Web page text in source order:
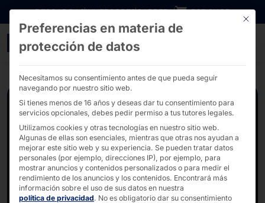
Ir directamente al contenido
DESCARGASINVERSORESCARRERA B2B SHOP
mundo integrado 2024 -
Este
Preferencias en materia de
protección de datos
Necesitamos su consentimiento antes de que pueda seguir
navegando por nuestro sitio web.
Si tienes menos de 16 años y deseas dar tu consentimiento para
servicios opcionales, debes pedir permiso a tus tutores legales.
Utilizamos cookies y otras tecnologías en nuestro sitio web.
Algunas de ellas son esenciales, mientras que otras nos ayudan a
mejorar este sitio web y su experiencia. Se pueden tratar datos
personales (por ejemplo, direcciones IP), por ejemplo, para
mostrar anuncios y contenidos personalizados o para medir el
rendimiento de los anuncios y los contenidos. Encontrará más
información sobre el uso de sus datos en nuestra
política de privacidad. No es obligatorio dar su consentimiento